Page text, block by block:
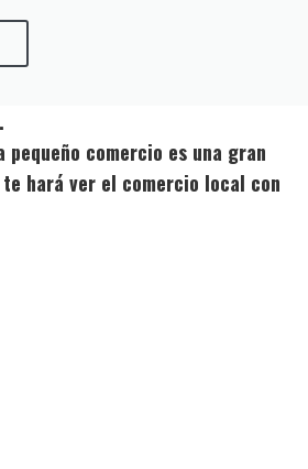
pequeño comercio es una gran
hará ver el comercio local con